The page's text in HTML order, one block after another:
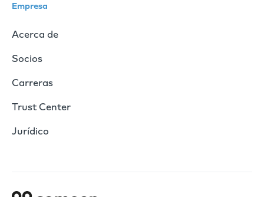
Empresa
Acerca de
Socios
Carreras
Trust Center
Jurídico